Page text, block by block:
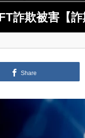
詐欺被害【詐
Share